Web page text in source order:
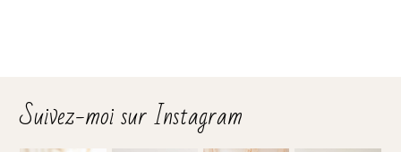
Suivez-moi sur Instagram